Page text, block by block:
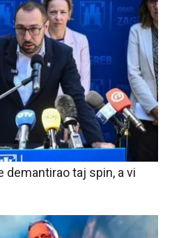
demantirao taj spin, a vi